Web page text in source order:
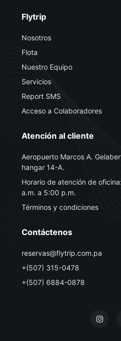
Flytrip
Nosotros
Flota
Nuestro Equipo
Servicios
Report SMS
Acceso a Colaboradores
Atención al cliente
Aeropuerto Marcos A.
hangar 14-A.
Horario de atención de
a.m. a 5:00 p.m.
Términos y condiciones
Contáctenos
reservas@flytrip.com.pa
+(507) 315-0478
+(507) 6884-0878